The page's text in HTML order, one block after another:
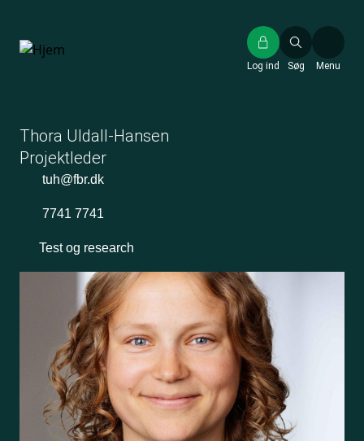
hovedindhold
Søg
Log ind Menu
Thora Uldall-Hansen
Projektleder
tuh@fbr.dk
7741 7741
Test og research